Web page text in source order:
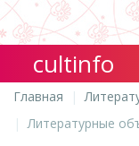
cultinfo
Главная
Литературные